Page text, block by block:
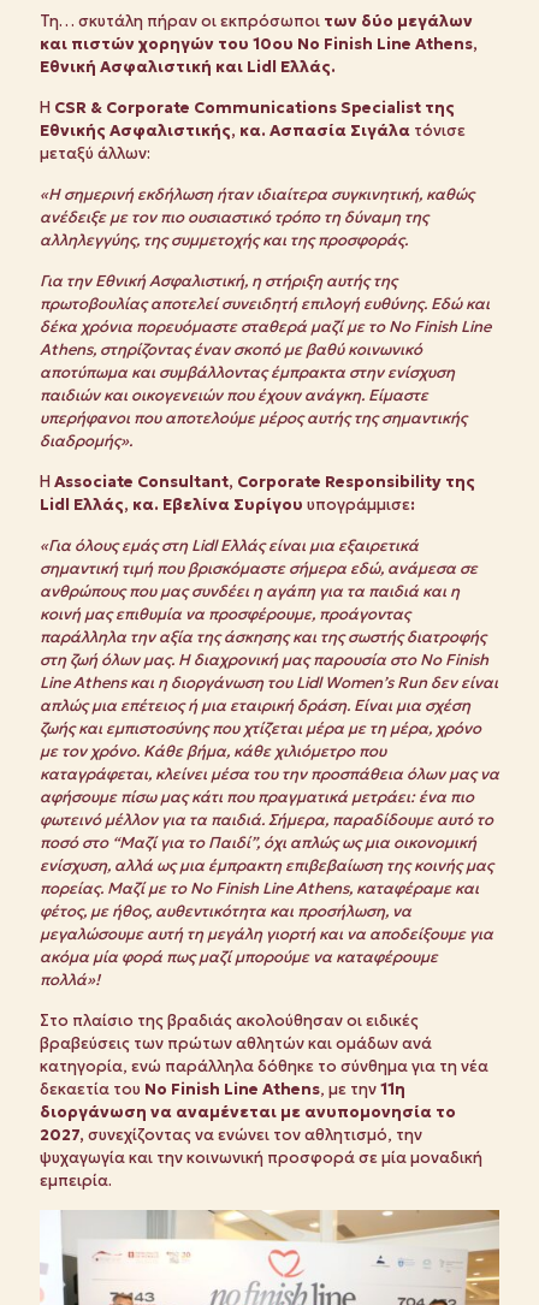
Τη… σκυτάλη πήραν οι εκπρόσωποι των δύο μεγάλων
και πιστών χορηγών του 10ου No Finish Line Athens,
Εθνική Ασφαλιστική και Lidl Ελλάς.
Η CSR & Corporate Communications Specialist της
Εθνικής Ασφαλιστικής, κα. Ασπασία Σιγάλα τόνισε
μεταξύ άλλων:
«Η σημερινή εκδήλωση ήταν ιδιαίτερα συγκινητική, καθώς
ανέδειξε με τον πιο ουσιαστικό τρόπο τη δύναμη της
αλληλεγγύης, της συμμετοχής και της προσφοράς.
Για την Εθνική Ασφαλιστική, η στήριξη αυτής της
πρωτοβουλίας αποτελεί συνειδητή επιλογή ευθύνης. Εδώ και
δέκα χρόνια πορευόμαστε σταθερά μαζί με το No Finish Line
Athens, στηρίζοντας έναν σκοπό με βαθύ κοινωνικό
αποτύπωμα και συμβάλλοντας έμπρακτα στην ενίσχυση
παιδιών και οικογενειών που έχουν ανάγκη. Είμαστε
υπερήφανοι που αποτελούμε μέρος αυτής της σημαντικής
διαδρομής».
ΗAssociate Consultant, Corporate Responsibility της
Lidl Ελλάς, κα. Εβελίνα Συρίγου υπογράμμισε:
«Για όλους εμάς στη Lidl Ελλάς είναι μια εξαιρετικά
σημαντική τιμή που βρισκόμαστε σήμερα εδώ, ανάμεσα σε
ανθρώπους που μας συνδέει η αγάπη για τα παιδιά και η
κοινή μας επιθυμία να προσφέρουμε, προάγοντας
παράλληλα την αξία της άσκησης και της σωστής διατροφής
στη ζωή όλων μας. Η διαχρονική μας παρουσία στο No Finish
Line Athens και η διοργάνωση του Lidl Women’s Run δεν είναι
απλώς μια επέτειος ή μια εταιρική δράση. Είναι μια σχέση
ζωής και εμπιστοσύνης που χτίζεται μέρα με τη μέρα, χρόνο
με τον χρόνο. Κάθε βήμα, κάθε χιλιόμετρο που
καταγράφεται, κλείνει μέσα του την προσπάθεια όλων μας να
αφήσουμε πίσω μας κάτι που πραγματικά μετράει: ένα πιο
φωτεινό μέλλον για τα παιδιά. Σήμερα, παραδίδουμε αυτό το
ποσό στο “Μαζί για το Παιδί”, όχι απλώς ως μια οικονομική
ενίσχυση, αλλά ως μια έμπρακτη επιβεβαίωση της κοινής μας
πορείας. Μαζί με το No Finish Line Athens, καταφέραμε και
φέτος, με ήθος, αυθεντικότητα και προσήλωση, να
μεγαλώσουμε αυτή τη μεγάλη γιορτή και να αποδείξουμε για
ακόμα μία φορά πως μαζί μπορούμε να καταφέρουμε
πολλά»!
Στο πλαίσιο της βραδιάς ακολούθησαν οι ειδικές
βραβεύσεις των πρώτων αθλητών και ομάδων ανά
κατηγορία, ενώ παράλληλα δόθηκε το σύνθημα για τη νέα
δεκαετία του No Finish Line Athens, με την11η
διοργάνωση να αναμένεται με ανυπομονησία το
2027, συνεχίζοντας να ενώνει τον αθλητισμό, την
ψυχαγωγία και την κοινωνική προσφορά σε μία μοναδική
εμπειρία.